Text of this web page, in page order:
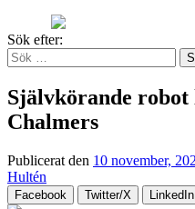
Sök efter:
Självkörande robot
Chalmers
Publicerat den 10 november,
Hultén
Facebook Twitter/X LinkedIn